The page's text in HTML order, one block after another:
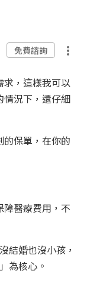
免費諮詢
求，這樣我可以
情況下，還仔細
保單，在你的
障醫療費用，不
結婚也沒小孩，
為核心。